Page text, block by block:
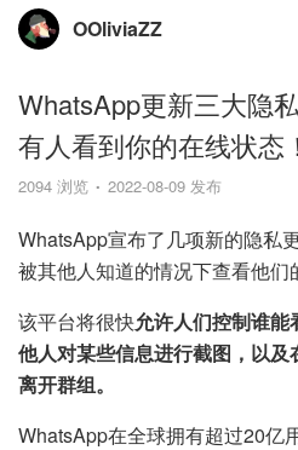
OOliviaZZ
WhatsApp更新三大隐
有人看到你的在线状态！
2094 浏览 2022-08-09 发布
WhatsApp宣布了几项新的隐私
被其他人知道的情况下查看他们
该平台将很快允许人们控制谁
他人对某些信息进行截图，以
离开群组。
WhatsApp在全球拥有超过20亿